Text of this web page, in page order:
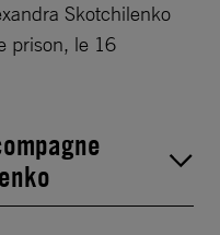
Skotchilenko
prison, le 16